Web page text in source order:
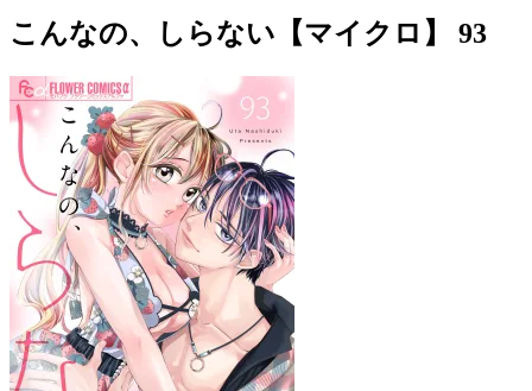
こんなの、しらない【マイクロ】 93